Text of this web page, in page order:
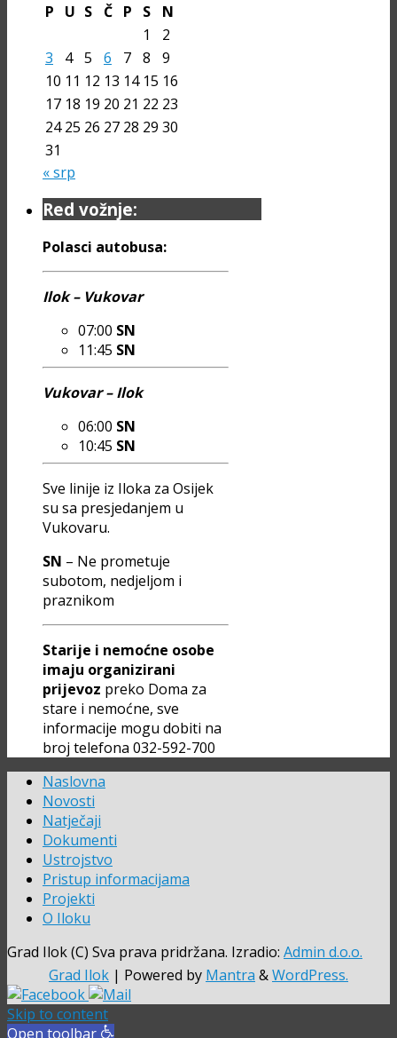
P
U S Č P S
N
1
2
3
4 5 6 7 8
9
10 11 12 13 14 15 16
17 18 19 20 21 22 23
24 25 26 27 28 29 30
31
« srp
Red vožnje:
Polasci autobusa:
Ilok – Vukovar
07:00 SN
11:45 SN
Vukovar – Ilok
06:00 SN
10:45 SN
Sve linije iz Iloka za Osijek
su sa presjedanjem u
Vukovaru.
SN – Ne prometuje
subotom, nedjeljom i
praznikom
Starije i nemoćne osobe
imaju organizirani
prijevoz preko Doma za
stare i nemoćne, sve
informacije mogu dobiti na
broj telefona 032-592-700
Naslovna
Novosti
Natječaji
Dokumenti
Ustrojstvo
Pristup informacijama
Projekti
O Iloku
Grad Ilok (C) Sva prava pridržana. Izradio: Admin d.o.o.
Grad Ilok | Powered by Mantra &WordPress.
Skip to content
Open toolbar